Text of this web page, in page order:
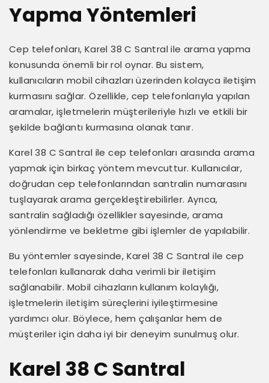
Yapma Yöntemleri
Cep telefonları, Karel 38 C Santral ile arama yapma
konusunda önemli bir rol oynar. Bu sistem,
kullanıcıların mobil cihazları üzerinden kolayca iletişim
kurmasını sağlar. Özellikle, cep telefonlarıyla yapılan
aramalar, işletmelerin müşterileriyle hızlı ve etkili bir
şekilde bağlantı kurmasına olanak tanır.
Karel 38 C Santral ile cep telefonları arasında arama
yapmak için birkaç yöntem mevcuttur. Kullanıcılar,
doğrudan cep telefonlarından santralin numarasını
tuşlayarak arama gerçekleştirebilirler. Ayrıca,
santralin sağladığı özellikler sayesinde, arama
yönlendirme ve bekletme gibi işlemler de yapılabilir.
Bu yöntemler sayesinde, Karel 38 C Santral ile cep
telefonları kullanarak daha verimli bir iletişim
sağlanabilir. Mobil cihazların kullanım kolaylığı,
işletmelerin iletişim süreçlerini iyileştirmesine
yardımcı olur. Böylece, hem çalışanlar hem de
müşteriler için daha iyi bir deneyim sunulmuş olur.
Karel 38 C Santral